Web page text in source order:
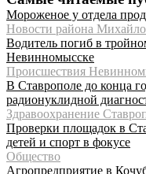
Мороженое у отдела
Новости района
Водитель погиб в
Невинномысске
Происшествия
В Ставрополе до конца
радионуклидной
Здравоохранение
Проверки площадок в
детей и спорт в фокусе
Общество
Агропредприятие в